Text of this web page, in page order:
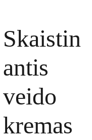
Skaistin
antis
veido
kremas